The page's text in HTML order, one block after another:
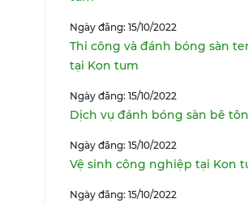
Ngày đăng: 15/10/2022
Thi công và đánh bóng sàn
tại Kon tum
Ngày đăng: 15/10/2022
Dịch vụ đánh bóng sàn bê
Ngày đăng: 15/10/2022
Vệ sinh công nghiệp tại Kon
Ngày đăng: 15/10/2022